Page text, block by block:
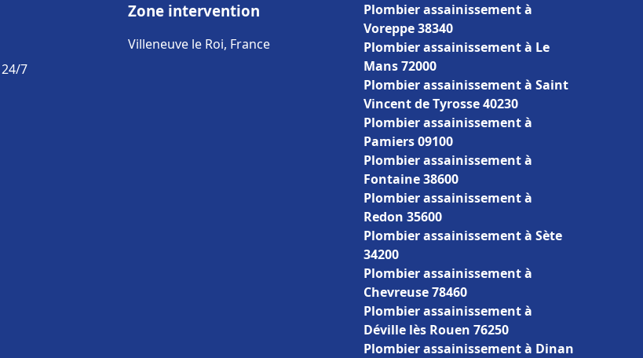
7
Zone intervention
Villeneuve le Roi, France
Plombier assainissement à
Voreppe 38340
Plombier assainissement à Le
Mans 72000
Plombier assainissement à Saint
Vincent de Tyrosse 40230
Plombier assainissement à
Pamiers 09100
Plombier assainissement à
Fontaine 38600
Plombier assainissement à
Redon 35600
Plombier assainissement à Sète
34200
Plombier assainissement à
Chevreuse 78460
Plombier assainissement à
Déville lès Rouen 76250
Plombier assainissement à Dinan